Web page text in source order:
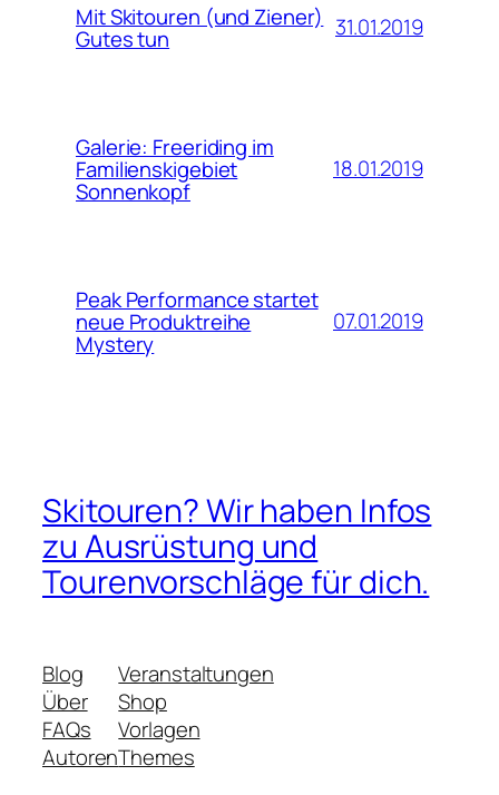
Mit Skitouren (und Ziener)
Gutes tun 31.01.2019
Galerie: Freeriding im
Familienskigebiet
Sonnenkopf
18.01.2019
Peak Performance startet
neue Produktreihe
Mystery
07.01.2019
Skitouren? Wir haben Infos
zu Ausrüstung und
Tourenvorschläge für dich.
Blog
Über
FAQs
Autoren
Veranstaltungen
Shop
Vorlagen
Themes